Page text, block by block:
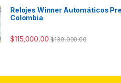
Relojes Winner Automáticos
Colombia
$115,000.00 $130,000.00